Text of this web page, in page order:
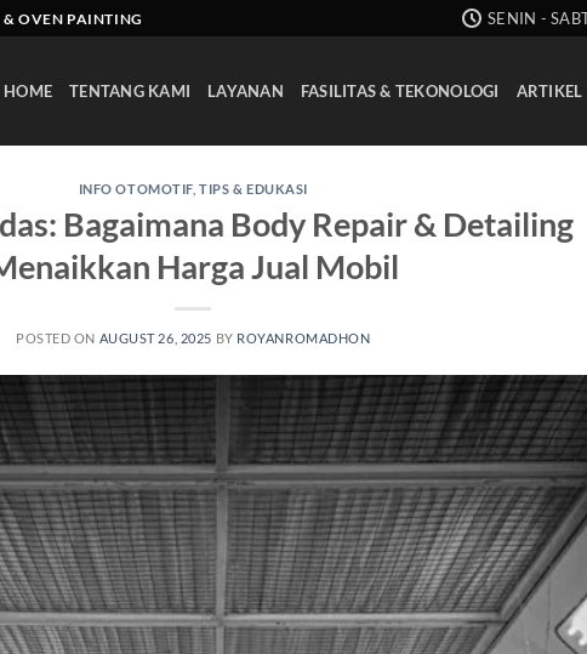
& OVEN PAINTING SENIN -
HOME TENTANG KAMI LAYANAN FASILITAS & TEKONOLOGI ARTIKEL
INFO OTOMOTIF,TIPS & EDUKASI
Bagaimana Body Repair & Detailing
Harga Jual Mobil
POSTED ON AUGUST 26, 2025 BY ROYANROMADHON